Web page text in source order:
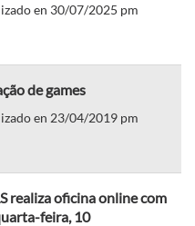
en 30/07/2025 pm
de games
en 23/04/2019 pm
realiza oficina online com
feira, 10